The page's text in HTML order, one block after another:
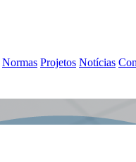
Normas Projetos Notícias